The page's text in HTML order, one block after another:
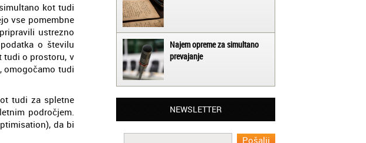
kot tudi
vse pomembne
ustrezno
o številu
tudi o prostoru, v
omogočamo tudi
tudi za spletne
področjem.
da bi
Najem opreme za simultano
prevajanje
NEWSLETTER
Matjaž iz Ajdovščine:
Lahko pohvalim vse zaposlene v Akademiji
Oxford, ker so resnično profesionalni in
prevajalske storitve opravljajo hitro in